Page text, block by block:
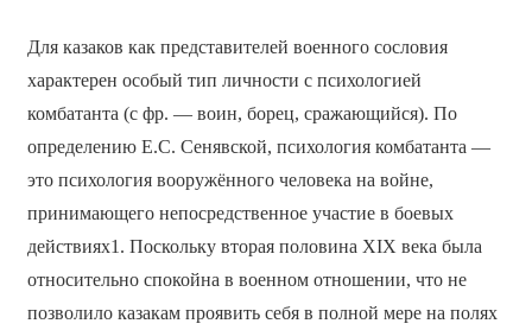
Для казаков как представителей военного сословия
характерен особый тип личности с психологией
комбатанта (с фр. — воин, борец, сражающийся). По
определению Е.С. Сенявской, психология комбатанта —
это психология вооружённого человека на войне,
принимающего непосредственное участие в боевых
действиях1. Поскольку вторая половина ХIХ века была
относительно спокойна в военном отношении, что не
позволило казакам проявить себя в полной мере на полях